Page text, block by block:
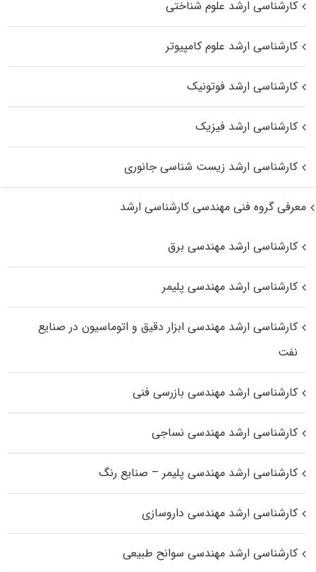
کارشناسی ارشد علوم شناختی
کارشناسی ارشد علوم کامپیوتر
کارشناسی ارشد فوتونیک
کارشناسی ارشد فیزیک
کارشناسی ارشد زیست‌ شناسی جانوری
معرفی گروه فنی مهندسی کارشناسی ارشد
کارشناسی ارشد مهندسی برق
کارشناسی ارشد مهندسی پلیمر
کارشناسی ارشد مهندسی ابزار دقیق و اتوماسیون در صنایع
نفت
کارشناسی ارشد مهندسی بازرسی فنی
کارشناسی ارشد مهندسی نساجی
کارشناسی ارشد مهندسی پلیمر – صنایع رنگ
کارشناسی ارشد مهندسی داروسازی
کارشناسی ارشد مهندسی سوانح طبیعی